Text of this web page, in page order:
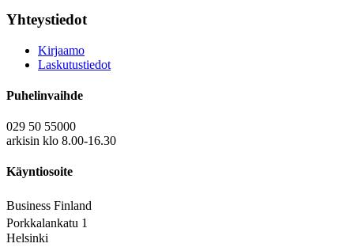
Yhteystiedot
Kirjaamo
Laskutustiedot
Puhelinvaihde
029 50 55000
arkisin klo 8.00-16.30
Käyntiosoite
Business Finland
Porkkalankatu 1
Helsinki